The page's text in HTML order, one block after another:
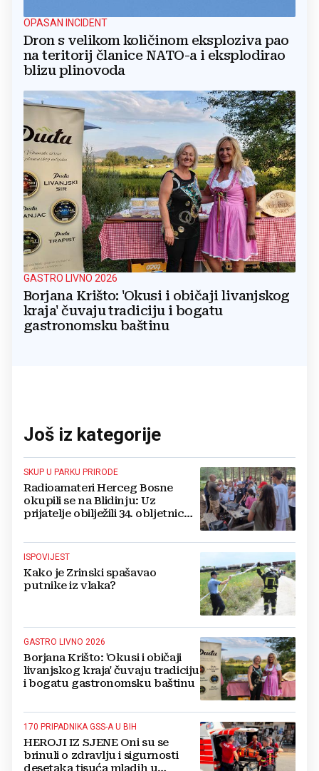
OPASAN INCIDENT
Dron s velikom količinom eksploziva pao
na teritorij članice NATO-a i eksplodirao
blizu plinovoda
GASTRO LIVNO 2026
Borjana Krišto: 'Okusi i običaji livanjskog
kraja' čuvaju tradiciju i bogatu
gastronomsku baštinu
Još iz kategorije
SKUP U PARKU PRIRODE
Radioamateri Herceg Bosne
okupili se na Blidinju: Uz
prijatelje obilježili 34. obljetnicu
ISPOVIJEST
Kako je Zrinski spašavao
putnike iz vlaka?
GASTRO LIVNO 2026
Borjana Krišto: 'Okusi i običaji
livanjskog kraja' čuvaju tradiciju
i bogatu gastronomsku baštinu
170 PRIPADNIKA GSS-A U BIH
HEROJI IZ SJENE Oni su se
brinuli o zdravlju i sigurnosti
desetaka tisuća mladih u